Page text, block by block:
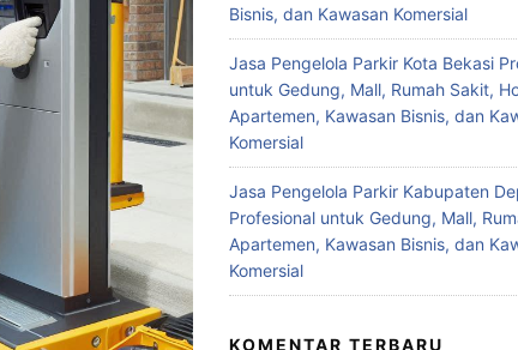
Bisnis, dan Kawasan Komersial
Jasa Pengelola Parkir Kota Bekasi
untuk Gedung, Mall, Rumah Sakit,
Apartemen, Kawasan Bisnis, dan
Komersial
Jasa Pengelola Parkir Kabupaten
Profesional untuk Gedung, Mall,
Apartemen, Kawasan Bisnis, dan
Komersial
KOMENTAR TERBARU